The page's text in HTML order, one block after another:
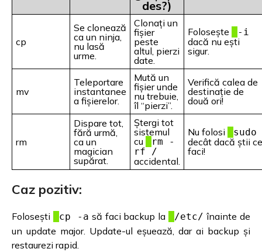
des?)
cp
Se clonează
ca un ninja,
nu lasă
urme.
Clonați un
fișier
peste
altul, pierzi
date.
Folosește -i
dacă nu ești
sigur.
mv
Teleportare
instantanee
a fișierelor.
Mută un
fișier unde
nu trebuie,
îl “pierzi”.
Verifică calea de
destinație de
două ori!
rm
Dispare tot,
fără urmă,
ca un
magician
supărat.
Ștergi tot
sistemul
cu
rm -
rf /
accidental.
Nu folosi sudo
decât dacă știi ce
faci!
Caz pozitiv:
Folosești cp -a să faci backup la /etc/ înainte de
un update major. Update-ul eșuează, dar ai backup și
restaurezi rapid.